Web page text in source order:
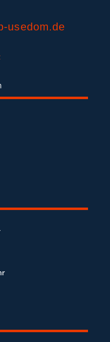
usedom.de